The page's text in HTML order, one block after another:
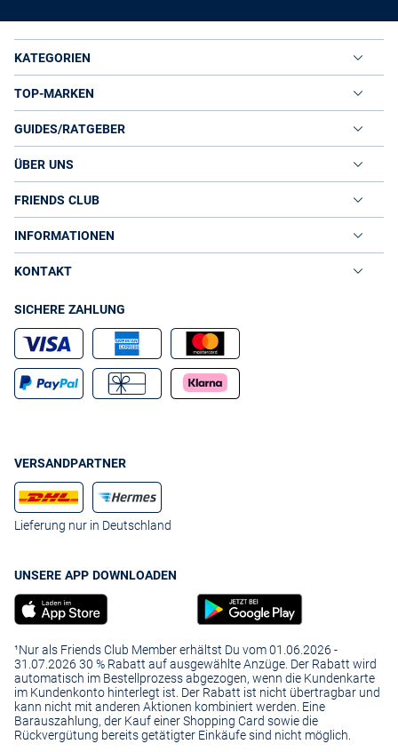
KATEGORIEN
TOP-MARKEN
GUIDES/RATGEBER
ÜBER UNS
FRIENDS CLUB
INFORMATIONEN
KONTAKT
SICHERE ZAHLUNG
VERSANDPARTNER
Lieferung nur in Deutschland
UNSERE APP DOWNLOADEN
¹Nur als Friends Club Member erhältst Du vom 01.06.2026 -
31.07.2026 30 % Rabatt auf ausgewählte Anzüge. Der Rabatt wird
automatisch im Bestellprozess abgezogen, wenn die Kundenkarte
im Kundenkonto hinterlegt ist. Der Rabatt ist nicht übertragbar und
kann nicht mit anderen Aktionen kombiniert werden. Eine
Barauszahlung, der Kauf einer Shopping Card sowie die
Rückvergütung bereits getätigter Einkäufe sind nicht möglich.